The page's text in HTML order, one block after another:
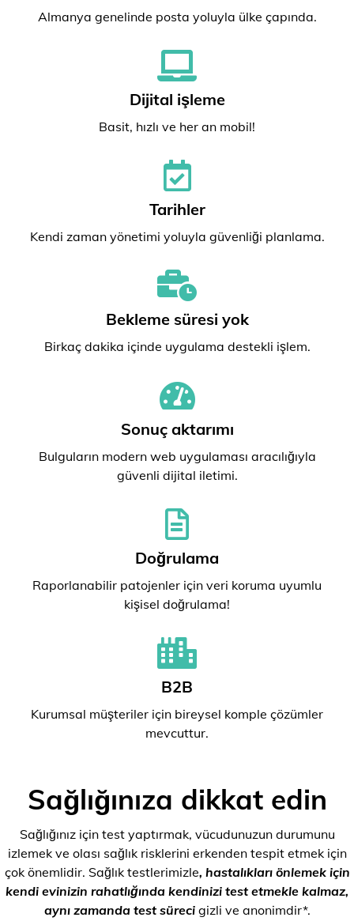
Almanya genelinde posta yoluyla ülke çapında.
Dijital işleme
Basit, hızlı ve her an mobil!
Tarihler
Kendi zaman yönetimi yoluyla güvenliği planlama.
Bekleme süresi yok
Birkaç dakika içinde uygulama destekli işlem.
Sonuç aktarımı
Bulguların modern web uygulaması aracılığıyla
güvenli dijital iletimi.
Doğrulama
Raporlanabilir patojenler için veri koruma uyumlu
kişisel doğrulama!
B2B
Kurumsal müşteriler için bireysel komple çözümler
mevcuttur.
Sağlığınıza dikkat edin
Sağlığınız için test yaptırmak, vücudunuzun durumunu
izlemek ve olası sağlık risklerini erkenden tespit etmek için
çok önemlidir. Sağlık testlerimizle, hastalıkları önlemek için
kendi evinizin rahatlığında kendinizi test etmekle kalmaz,
aynı zamanda test süreci gizli ve anonimdir*.